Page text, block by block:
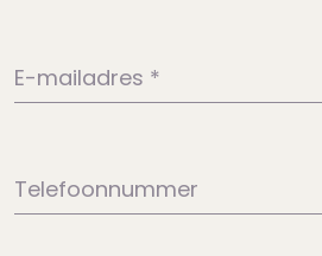
E-mailadres *
Telefoonnummer